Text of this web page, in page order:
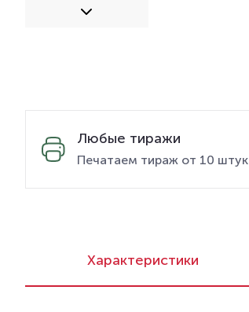
Любые тиражи
Печатаем тираж от 10 штук
Характеристики